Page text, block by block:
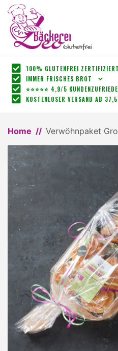
100% GLUTENFREI ZERTIFIZIERT
IMMER FRISCHES BROT
⭐⭐⭐⭐⭐ 4,9/5
KOSTENLOSER VERSAND AB
Home Verwöhnpaket